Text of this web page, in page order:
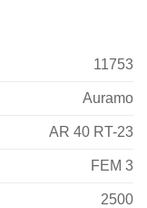
11753
Auramo
AR 40 RT-23
FEM 3
2500